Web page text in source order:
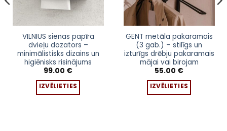
VILNIUS sienas papīra
dvieļu dozators –
minimālistisks dizains un
higiēnisks risinājums
99.00 €
IZVĒLIETIES
This
product
has
multiple
variants.
GENT metāla pakaramais
(3 gab.) – stilīgs un
izturīgs drēbju pakaramais
mājai vai birojam
55.00 €
IZVĒLIETIES
This
product
has
multiple
variants.